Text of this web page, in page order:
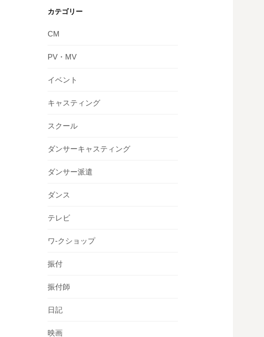
カテゴリー
CM
PV・MV
イベント
キャスティング
スクール
ダンサーキャスティング
ダンサー派遣
ダンス
テレビ
ワ-クショップ
振付
振付師
日記
映画